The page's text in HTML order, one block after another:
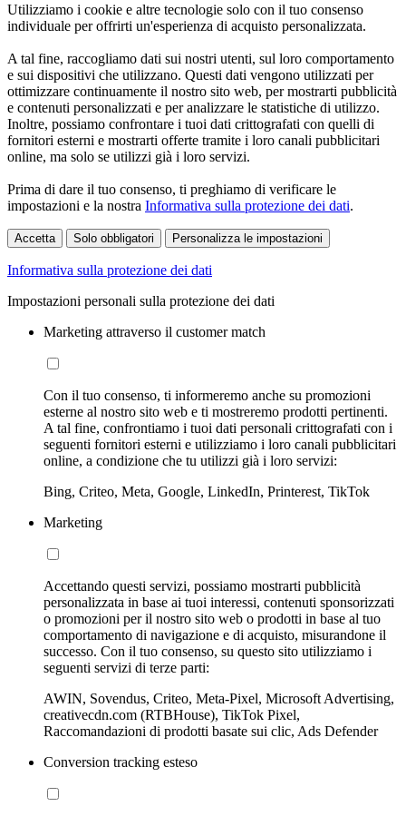
Utilizziamo i cookie e altre tecnologie solo con il tuo consenso
individuale per offrirti un'esperienza di acquisto personalizzata.
A tal fine, raccogliamo dati sui nostri utenti, sul loro comportamento
e sui dispositivi che utilizzano. Questi dati vengono utilizzati per
ottimizzare continuamente il nostro sito web, per mostrarti pubblicità
e contenuti personalizzati e per analizzare le statistiche di utilizzo.
Inoltre, possiamo confrontare i tuoi dati crittografati con quelli di
fornitori esterni e mostrarti offerte tramite i loro canali pubblicitari
online, ma solo se utilizzi già i loro servizi.
Prima di dare il tuo consenso, ti preghiamo di verificare le
impostazioni e la nostra Informativa sulla protezione dei dati.
Accetta Solo obbligatori Personalizza le impostazioni
Informativa sulla protezione dei dati
Impostazioni personali sulla protezione dei dati
Marketing attraverso il customer match
Con il tuo consenso, ti informeremo anche su promozioni
esterne al nostro sito web e ti mostreremo prodotti pertinenti.
A tal fine, confrontiamo i tuoi dati personali crittografati con i
seguenti fornitori esterni e utilizziamo i loro canali pubblicitari
online, a condizione che tu utilizzi già i loro servizi:
Bing, Criteo, Meta, Google, LinkedIn, Printerest, TikTok
Marketing
Accettando questi servizi, possiamo mostrarti pubblicità
personalizzata in base ai tuoi interessi, contenuti sponsorizzati
o promozioni per il nostro sito web o prodotti in base al tuo
comportamento di navigazione e di acquisto, misurandone il
successo. Con il tuo consenso, su questo sito utilizziamo i
seguenti servizi di terze parti:
AWIN, Sovendus, Criteo, Meta-Pixel, Microsoft Advertising,
creativecdn.com (RTBHouse), TikTok Pixel,
Raccomandazioni di prodotti basate sui clic, Ads Defender
Conversion tracking esteso